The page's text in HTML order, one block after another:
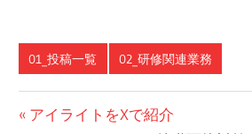
01_投稿一覧 02_研修関連業務
投
前
アイライトをXで紹介